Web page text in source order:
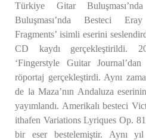
Türkiye Gitar
Buluşması’nda Besteci
Fragments’ isimli eserini
CD kaydı gerçekleştirildi.
‘Fingerstyle Guitar
röportaj gerçekleştirdi. Aynı
de la Maza’nın Andaluza
yayımlandı. Amerikalı besteci
ithafen Variations Lyriques Op.
bir eser bestelemiştir. Aynı